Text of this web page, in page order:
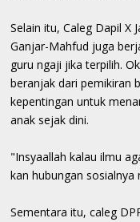
Selain itu, Caleg Dapil X
Ganjar-Mahfud juga
guru ngaji jika terpilih.
beranjak dari pemikiran
kepentingan untuk
anak sejak dini.
"Insyaallah kalau ilmu
kan hubungan
Sementara itu, caleg